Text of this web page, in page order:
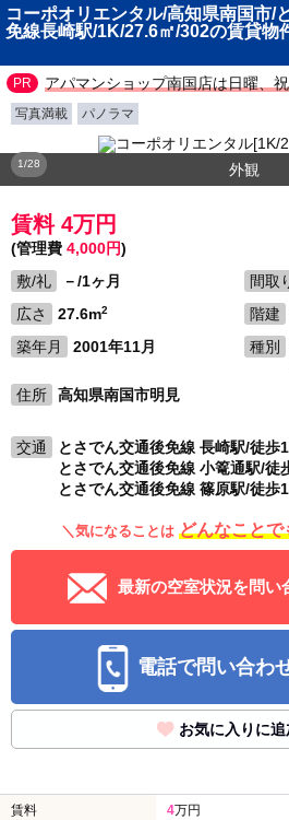
コーポオリエンタル/高知県南国市/
免線長崎駅/1K/27.6㎡/302の賃貸物
アパマンショップ南国店は日曜、
写真満載 パノラマ
1/28 外観
賃料 4万円
(管理費 4,000円)
敷/礼
－/1ヶ月 間取
広さ
27.6m2 階建
築年月
2001年11月 種別
住所
高知県南国市明見
交通
とさでん交通後免線 長崎駅/徒歩
とさでん交通後免線 小篭通駅/徒
とさでん交通後免線 篠原駅/徒歩
＼気になることは どんなことで
最新の空室状況を問い
電話で問い合わ
お気に入りに追
賃料 4万円